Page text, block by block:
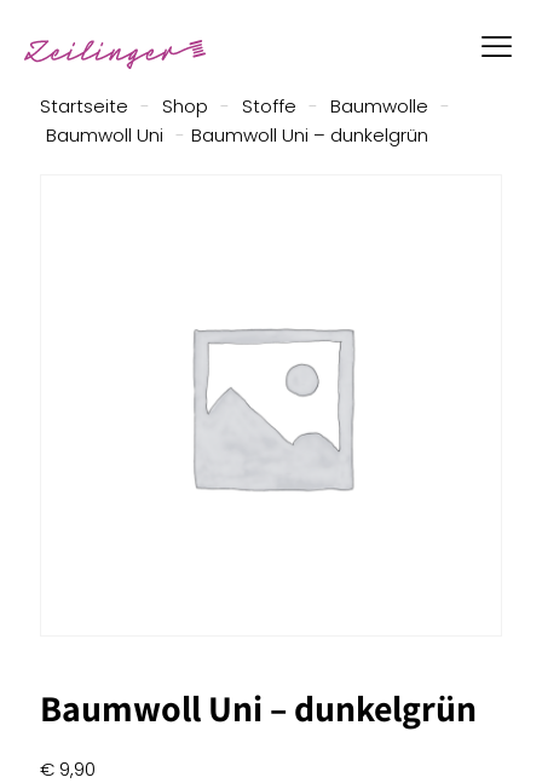
Startseite - Shop - Stoffe - Baumwolle -
Baumwoll Uni - Baumwoll Uni – dunkelgrün
Baumwoll Uni – dunkelgrün
€ 9,90